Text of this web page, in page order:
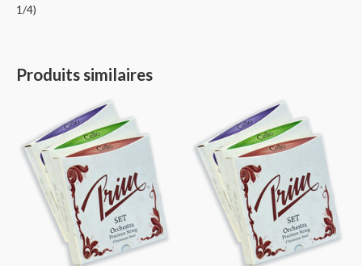
1/4)
Produits similaires